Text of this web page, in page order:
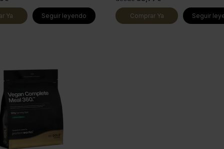
Ya Seguir leyendo Comprar Ya Seguir